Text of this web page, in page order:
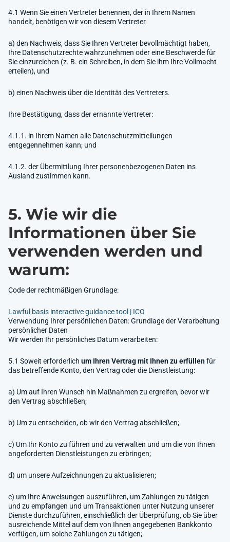
4.1 Wenn Sie einen Vertreter benennen, der in Ihrem Namen
handelt, benötigen wir von diesem Vertreter
a) den Nachweis, dass Sie Ihren Vertreter bevollmächtigt haben,
Ihre Datenschutzrechte wahrzunehmen oder eine Beschwerde für
Sie einzureichen (z. B. ein Schreiben, in dem Sie ihm Ihre Vollmacht
erteilen), und
b) einen Nachweis über die Identität des Vertreters.
Ihre Bestätigung, dass der ernannte Vertreter:
4.1.1. in Ihrem Namen alle Datenschutzmitteilungen
entgegennehmen kann; und
4.1.2. der Übermittlung Ihrer personenbezogenen Daten ins
Ausland zustimmen kann.
5. Wie wir die
Informationen über Sie
verwenden werden und
warum:
Code der rechtmäßigen Grundlage:
Lawful basis interactive guidance tool | ICO
Verwendung Ihrer persönlichen Daten: Grundlage der Verarbeitung
persönlicher Daten
Wir werden Ihr persönliches Datum verarbeiten:
5.1 Soweit erforderlich um Ihren Vertrag mit Ihnen zu erfüllenfür
das betreffende Konto, den Vertrag oder die Dienstleistung:
a) Um auf Ihren Wunsch hin Maßnahmen zu ergreifen, bevor wir
den Vertrag abschließen;
b) Um zu entscheiden, ob wir den Vertrag abschließen;
c) Um Ihr Konto zu führen und zu verwalten und um die von Ihnen
angeforderten Dienstleistungen zu erbringen;
d) um unsere Aufzeichnungen zu aktualisieren;
e) um Ihre Anweisungen auszuführen, um Zahlungen zu tätigen
und zu empfangen und um Transaktionen unter Nutzung unserer
Dienste durchzuführen, einschließlich der Überprüfung, ob Sie über
ausreichende Mittel auf dem von Ihnen angegebenen Bankkonto
verfügen, um solche Zahlungen zu tätigen;